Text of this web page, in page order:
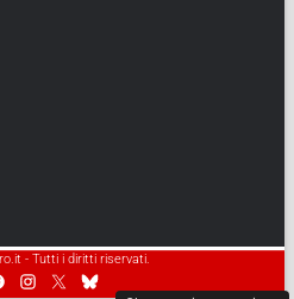
- Tutti i diritti riservati.